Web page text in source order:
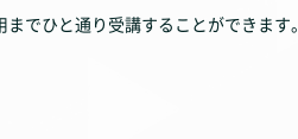
でひと通り受講することができます。